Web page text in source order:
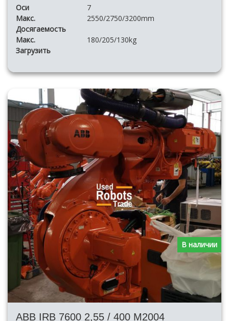
Оси
7
Макс.
Досягаемость
2550/2750/3200mm
Макс.
Загрузить
180/205/130kg
ABB IRB 7600 2,55 / 400 M2004
В наличии